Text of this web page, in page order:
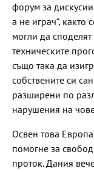
форум за
а не играч“, както
могли да
техническите
също така да
собствените си
разширени по
нарушения на
Освен това
помогне за
проток. Дания